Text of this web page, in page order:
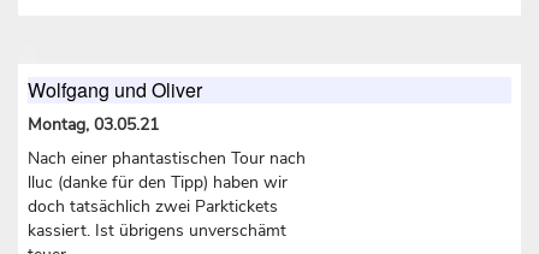
Wolfgang und Oliver
Montag, 03.05.21
Nach einer phantastischen Tour nach
lluc (danke für den Tipp) haben wir
doch tatsächlich zwei Parktickets
kassiert. Ist übrigens unverschämt